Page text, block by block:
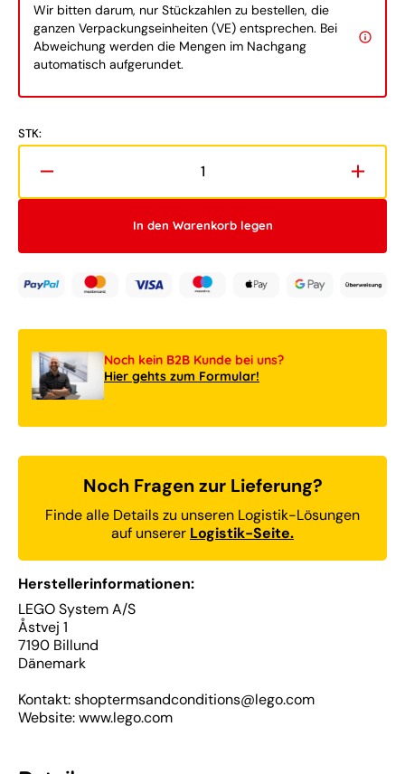
Wir bitten darum, nur Stückzahlen zu bestellen, die
ganzen Verpackungseinheiten (VE) entsprechen. Bei
Abweichung werden die Mengen im Nachgang
automatisch aufgerundet.
STK:
die
LEGO®
Exklusiv
40746
des
Weihnachtsmanns
die
40746
des
In den Warenkorb legen
Noch kein B2B Kunde bei uns?
Hier gehts zum Formular!
Noch Fragen zur Lieferung?
Finde alle Details zu unseren Logistik-Lösungen
auf unserer Logistik-Seite.
Herstellerinformationen:
LEGO System A/S
Åstvej 1
7190 Billund
Dänemark
Kontakt: shoptermsandconditions@lego.com
Website: www.lego.com